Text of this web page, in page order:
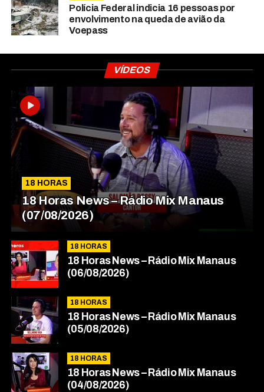
Polícia Federal indicia 16 pessoas por
envolvimento na queda de avião da
Voepass
VÍDEOS
18 HORAS
18 Horas News​​​​​​​​​​​​ – Rádio Mix Manaus
(07/08/2026)
18 HORAS
18 Horas News​​​​​​​​​​​​ – Rádio Mix Manaus
(06/08/2026)
18 HORAS
18 Horas News​​​​​​​​​​​​ – Rádio Mix Manaus
(05/08/2026)
18 HORAS
18 Horas News​​​​​​​​​​​​ – Rádio Mix Manaus
(04/08/2026)